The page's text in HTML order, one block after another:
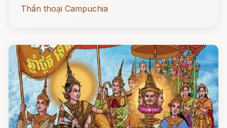
Thần thoại Campuchia